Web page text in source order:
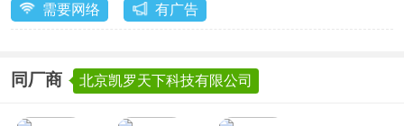
需要网络 有广告
同厂商 北京凯罗天下科技有限公司